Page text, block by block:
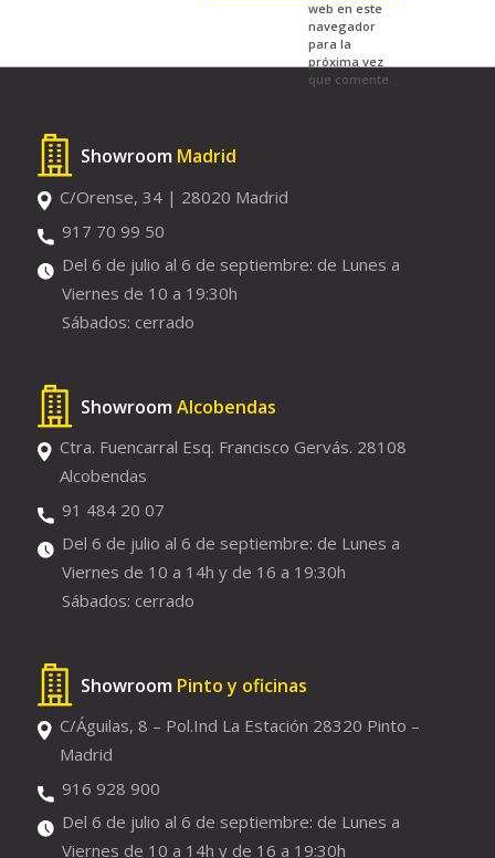
web en este
navegador
para la
próxima vez
que comente.
Showroom Madrid
C/Orense, 34 | 28020 Madrid
917 70 99 50
Del 6 de julio al 6 de septiembre: de Lunes a
Viernes de 10 a 19:30h
Sábados: cerrado
Showroom Alcobendas
Ctra. Fuencarral Esq. Francisco Gervás. 28108
Alcobendas
91 484 20 07
Del 6 de julio al 6 de septiembre: de Lunes a
Viernes de 10 a 14h y de 16 a 19:30h
Sábados: cerrado
Showroom Pinto y oficinas
C/Águilas, 8 – Pol.Ind La Estación 28320 Pinto –
Madrid
916 928 900
Del 6 de julio al 6 de septiembre: de Lunes a
Viernes de 10 a 14h y de 16 a 19:30h